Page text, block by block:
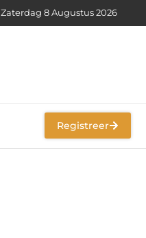
Zaterdag 8 Augustus 2026
Registreer